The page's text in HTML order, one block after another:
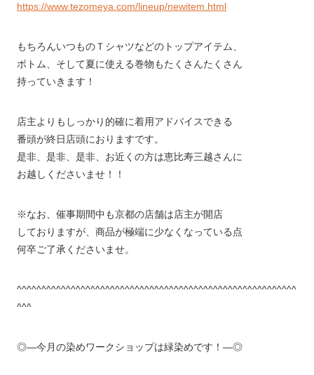
https://www.tezomeya.com/lineup/newitem.html
もちろんいつものＴシャツなどのトップアイテム、
ボトム、そして夏に使える巻物もたくさんたくさん
持っていきます！
店主よりもしっかり的確に着用アドバイスできる
番頭が終日店頭におりますです。
是非、是非、是非、お近くの方は恵比寿三越さんに
お越しくださいませ！！
※なお、催事期間中も京都の店舗は店主が開店
しておりますが、商品が極端に少なくなっている点
何卒ご了承くださいませ。
^^^^^^^^^^^^^^^^^^^^^^^^^^^^^^^^^^^^^^^^^^^^^^^^^^^^^^^^^
^^^
◎―今月の染めワークショップは緑染めです！―◎